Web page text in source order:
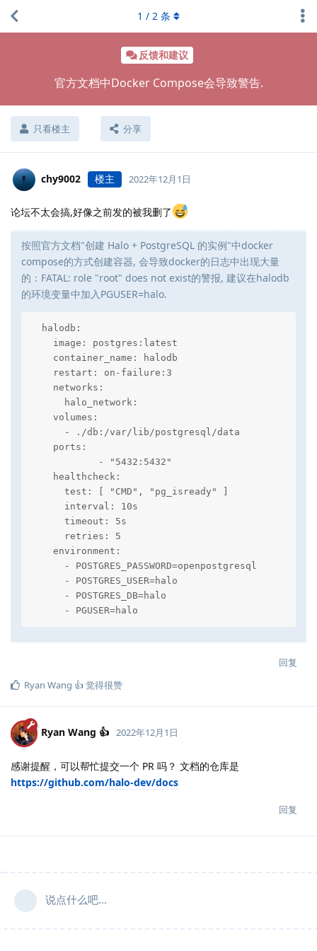
反馈和建议
官方文档中Docker Compose会导致警告.
只看楼主 分享
1 / 2 条
chy9002 楼主 2022年12月1日
论坛不太会搞,好像之前发的被我删了
按照官方文档"创建 Halo + PostgreSQL 的实例"中docker
compose的方式创建容器, 会导致docker的日志中出现大量
的：FATAL: role "root" does not exist的警报, 建议在halodb
的环境变量中加入PGUSER=halo.
  halodb:
    image: postgres:latest
    container_name: halodb
    restart: on-failure:3
    networks:
      halo_network:
    volumes:
      - ./db:/var/lib/postgresql/data
    ports:
            - "5432:5432"
    healthcheck:
      test: [ "CMD", "pg_isready" ]
      interval: 10s
      timeout: 5s
      retries: 5
    environment:
      - POSTGRES_PASSWORD=openpostgresql
      - POSTGRES_USER=halo
      - POSTGRES_DB=halo
      - PGUSER=halo
回复
Ryan Wang 👍觉得很赞
Ryan Wang 👍 2022年12月1日
感谢提醒，可以帮忙提交一个 PR 吗？ 文档的仓库是
https://github.com/halo-dev/docs
回复
说点什么吧...